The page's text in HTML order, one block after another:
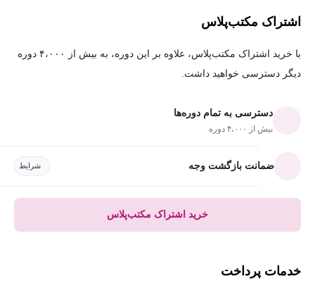
اشتراک مکتب‌پلاس
با خرید اشتراک مکتب‌پلاس، علاوه بر این دوره، به بیش از ۴،۰۰۰ دوره
دیگر دسترسی خواهید داشت.
دسترسی به تمام دوره‌ها
بیش از ۴،۰۰۰ دوره
ضمانت بازگشت وجه شرایط
خرید اشتراک مکتب‌پلاس
خدمات پرداخت